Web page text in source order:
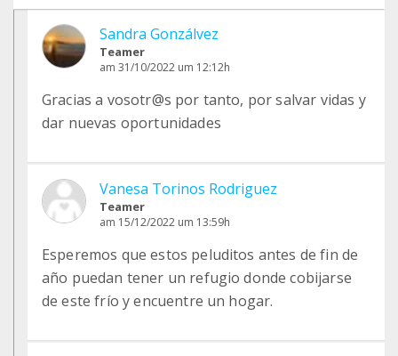
Sandra Gonzálvez
Teamer
am 31/10/2022 um 12:12h
Gracias a vosotr@s por tanto, por salvar vidas y
dar nuevas oportunidades
Vanesa Torinos Rodriguez
Teamer
am 15/12/2022 um 13:59h
Esperemos que estos peluditos antes de fin de
año puedan tener un refugio donde cobijarse
de este frío y encuentre un hogar.